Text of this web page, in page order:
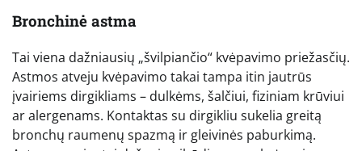
Bronchinė astma
Tai viena dažniausių „švilpiančio“ kvėpavimo priežasčių.
Astmos atveju kvėpavimo takai tampa itin jautrūs
įvairiems dirgikliams – dulkėms, šalčiui, fiziniam krūviui
ar alergenams. Kontaktas su dirgikliu sukelia greitą
bronchų raumenų spazmą ir gleivinės paburkimą.